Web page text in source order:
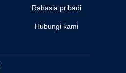
Rahasia pribadi
Hubungi kami